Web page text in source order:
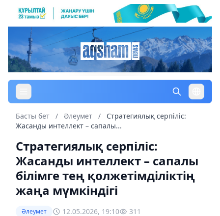
Басты бет / Әлеумет /
Стратегиялық серпіліс:
Жасанды интеллект – сапалы...
Стратегиялық серпіліс:
Жасанды интеллект – сапалы
білімге тең қолжетімділіктің
жаңа мүмкіндігі
Әлеумет 12.05.2026, 19:10 311